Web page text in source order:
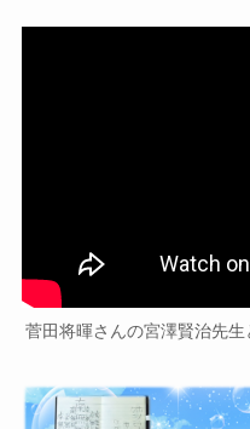
菅田将暉さんの宮澤賢治先